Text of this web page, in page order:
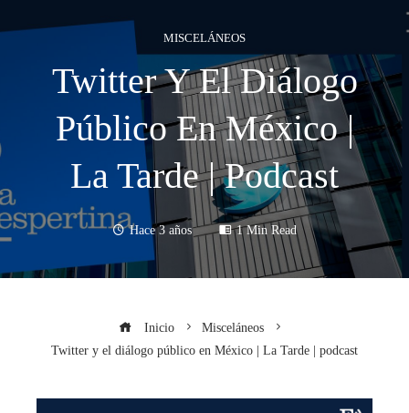
MISCELÁNEOS
Twitter Y El Diálogo
Público En México |
La Tarde | Podcast
Hace 3 años 1 Min Read
Inicio
Misceláneos
Twitter y el diálogo público en México | La Tarde | podcast